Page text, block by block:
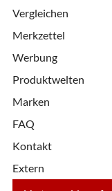
Vergleichen
Merkzettel
Werbung
Produktwelten
Marken
FAQ
Kontakt
Extern